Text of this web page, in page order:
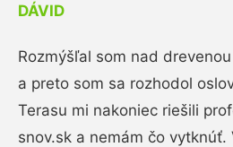
DÁVID
Rozmýšľal som nad
a preto som sa rozhodol
Terasu mi nakoniec riešili
snov.sk a nemám čo